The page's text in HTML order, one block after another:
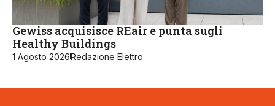
Gewiss acquisisce REair e punta sugli
Healthy Buildings
1 Agosto 2026Redazione Elettro